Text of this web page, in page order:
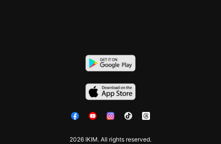
2026 IKIM. All rights reserved.